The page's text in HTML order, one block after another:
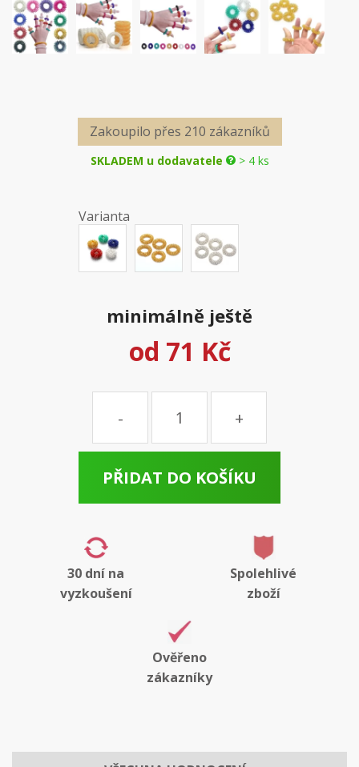
Zakoupilo přes 210 zákazníků
SKLADEM u dodavatele > 4 ks
Varianta
minimálně ještě
od 71 Kč
Množství
PŘIDAT DO KOŠÍKU
30 dní na
vyzkoušení
Spolehlivé
zboží
Ověřeno
zákazníky